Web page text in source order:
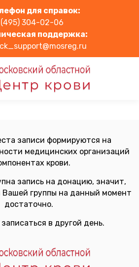
для справок:
304-02-06
поддержка:
записи формируются на
медицинских организаций
крови.
запись на донацию, значит,
Вашей группы на данный момент
достаточно.
в другой день.